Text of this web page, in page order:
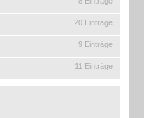
20 Einträge
9 Einträge
11 Einträge